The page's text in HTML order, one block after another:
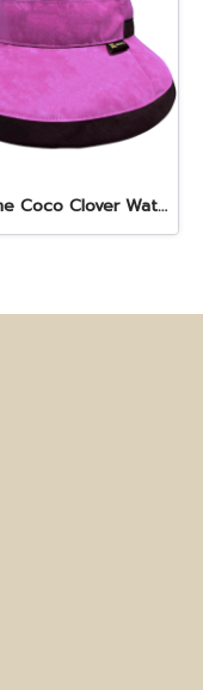
Madame Coco Clover Waterproof (Fuchsia Petal)